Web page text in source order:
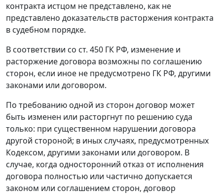
контракта истцом не представлено, как не
представлено доказательств расторжения контракта
в судебном порядке.
В соответствии со ст. 450 ГК РФ, изменение и
расторжение договора возможны по соглашению
сторон, если иное не предусмотрено ГК РФ, другими
законами или договором.
По требованию одной из сторон договор может
быть изменен или расторгнут по решению суда
только: при существенном нарушении договора
другой стороной; в иных случаях, предусмотренных
Кодексом, другими законами или договором. В
случае, когда односторонний отказ от исполнения
договора полностью или частично допускается
законом или соглашением сторон, договор